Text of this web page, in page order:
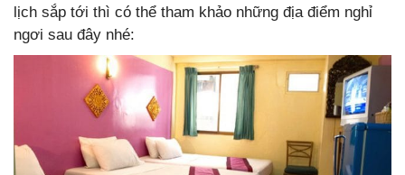
lịch sắp tới thì có thể tham khảo những địa điểm nghỉ
ngơi sau đây nhé: